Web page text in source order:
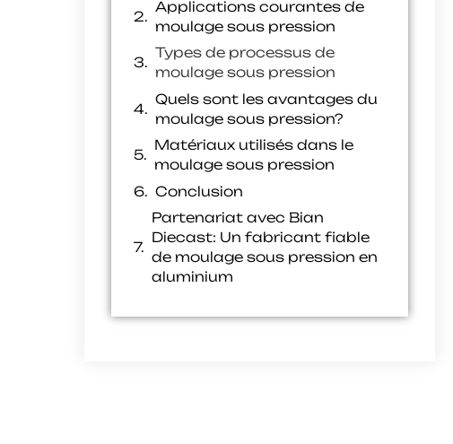
Applications courantes de
moulage sous pression
Types de processus de
moulage sous pression
Quels sont les avantages du
moulage sous pression?
Matériaux utilisés dans le
moulage sous pression
Conclusion
Partenariat avec Bian
Diecast: Un fabricant fiable
de moulage sous pression en
aluminium